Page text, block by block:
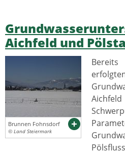
Aichfeld und
Brunnen Fohnsdorf
© Land Steiermark
Bereits